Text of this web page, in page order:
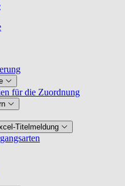
für die Zuordnung
Titelmeldung